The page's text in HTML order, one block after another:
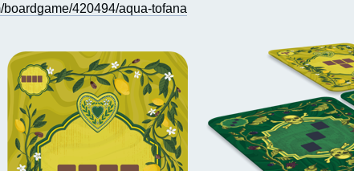
420494/aqua-tofana